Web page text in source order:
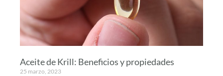
Aceite de Krill: Beneficios y propiedades
25 marzo, 2023